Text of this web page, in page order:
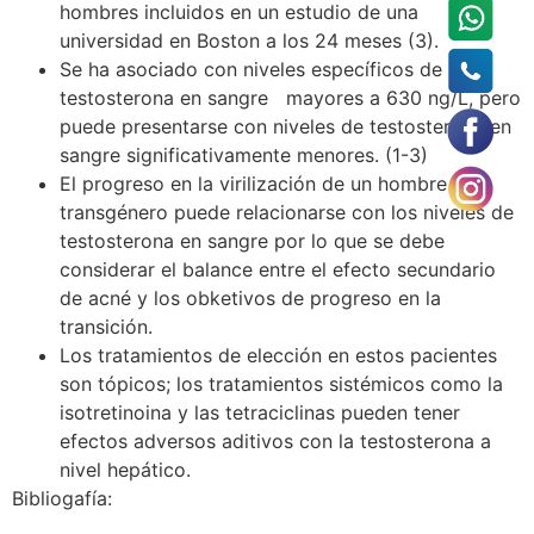
hombres incluidos en un estudio de una
universidad en Boston a los 24 meses (3).
Se ha asociado con niveles específicos de
testosterona en sangre mayores a 630 ng/L, pero
puede presentarse con niveles de testosterona en
sangre significativamente menores. (1-3)
El progreso en la virilización de un hombre
transgénero puede relacionarse con los niveles de
testosterona en sangre por lo que se debe
considerar el balance entre el efecto secundario
de acné y los obketivos de progreso en la
transición.
Los tratamientos de elección en estos pacientes
son tópicos; los tratamientos sistémicos como la
isotretinoina y las tetraciclinas pueden tener
efectos adversos aditivos con la testosterona a
nivel hepático.
Bibliogafía: